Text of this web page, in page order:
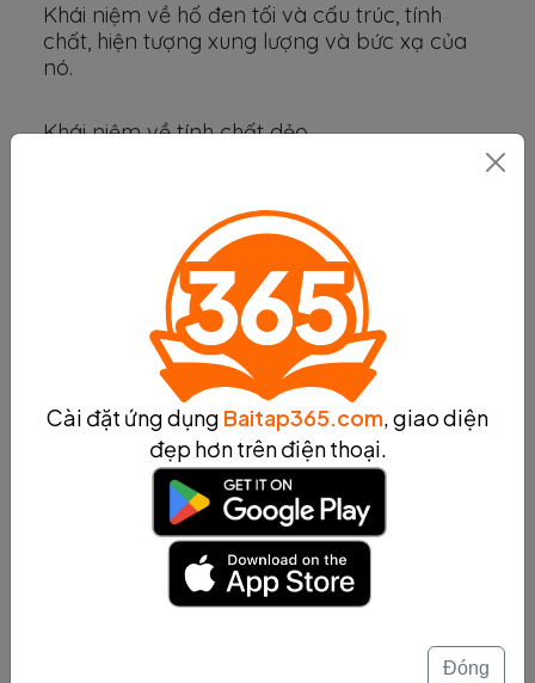
Khái niệm về hố đen tối và cấu trúc, tính
chất, hiện tượng xung lượng và bức xạ của
nó.
Khái niệm về tính chất dẻo
Khái niệm về thanh quản, cấu trúc và cách
hoạt động, vai trò và các bệnh liên quan đến
Khái niệm về tính chất đa dạng
Khái niệm về tài liệu hướng dẫn, định nghĩa
và vai trò của nó trong việc cung cấp thông
tin và hướng dẫn cho người sử dụng. Tài liệu
hướng dẫn giúp người sử dụng hiểu rõ về sản
phẩm hoặc dịch vụ, từ cách thức hoạt động,
tính năng đến hướng dẫn sử dụng chi tiết.
Cài đặt ứng dụng Baitap365.com, giao diện
đẹp hơn trên điện thoại.
Đóng